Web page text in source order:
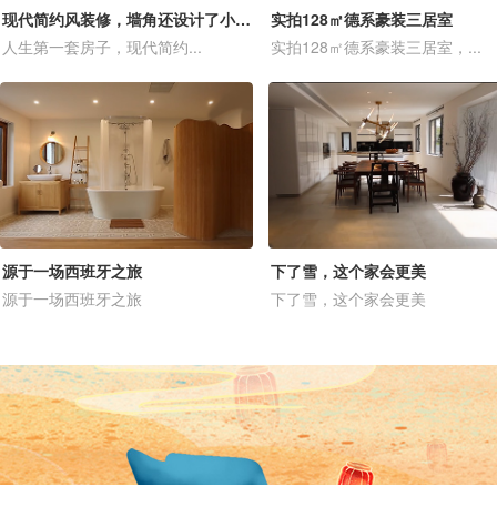
现代简约风装修，墙角还设计了小花园
人生第一套房子，现代简约...
实拍128㎡德系豪装三居室
实拍128㎡德系豪装三居室，...
源于一场西班牙之旅
源于一场西班牙之旅
下了雪，这个家会更美
下了雪，这个家会更美